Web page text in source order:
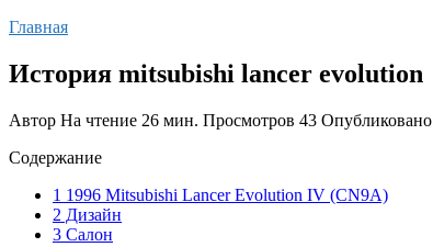
Главная
История mitsubishi lancer evolution
Автор На чтение 26 мин. Просмотров 43 Опубликовано
Содержание
1 1996 Mitsubishi Lancer Evolution IV (CN9A)
2 Дизайн
3 Салон